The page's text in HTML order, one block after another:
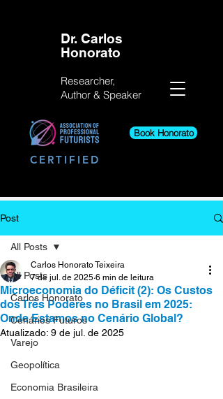
Dr. Carlos
Honorato
Book Honorato
Researcher,
Author & Speaker
CERTIFIED
Post
All Posts
Carlos Honorato
Cenários Futuros
Varejo
Geopolítica
Economia Brasileira
All Posts
Microeconomia do Déficit (2): Os Custos
dos Três Poderes no Brasil em 2025:
Onde Estamos no Cenário Global?
Carlos Honorato Teixeira
7 de jul. de 2025 6 min de leitura
Atualizado: 9 de jul. de 2025